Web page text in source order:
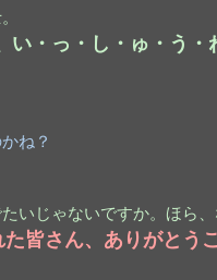
い・っ・し・ゅ・う・
ね？
いじゃないですか。ほら
た皆さん、ありがとう